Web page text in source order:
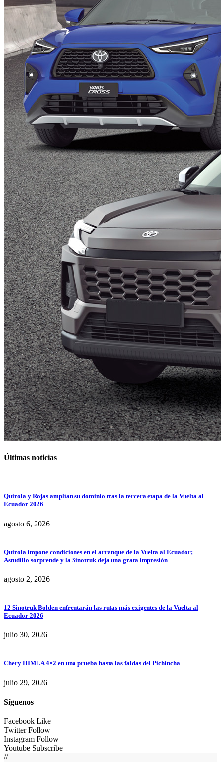
Últimas noticias
Quirola y Rojas amplían su dominio tras la tercera etapa de la Vuelta al
Ecuador 2026
agosto 6, 2026
Quirola impone condiciones en el arranque de la Vuelta al Ecuador;
Astudillo sorprende y la Sinotruk deja una grata impresión
agosto 2, 2026
12 Sinotruk Bolden enfrentarán las rutas más exigentes de la Vuelta al
Ecuador 2026
julio 30, 2026
Chery HIMLA 4×2 en una prueba hasta las faldas del Pichincha
julio 29, 2026
Síguenos
Facebook Like
Twitter Follow
Instagram Follow
Youtube Subscribe
//